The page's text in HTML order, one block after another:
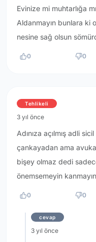
Evinize mi muhtarlığa
Aldanmayın bunlara ki
nesine sağ olsun
0 0
Tehlikeli
3 yıl önce
Adınıza açılmış adli
çankayadan ama
bişey olmaz dedi
önemsemeyin kanmayın
0 0
cevap
3 yıl önce